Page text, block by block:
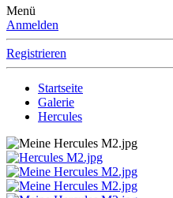
Menü
Anmelden
Registrieren
Startseite
Galerie
Hercules